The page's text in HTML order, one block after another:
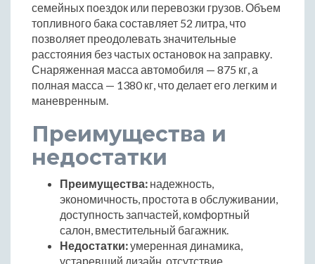
семейных поездок или перевозки грузов. Объем
топливного бака составляет 52 литра, что
позволяет преодолевать значительные
расстояния без частых остановок на заправку.
Снаряженная масса автомобиля — 875 кг, а
полная масса — 1380 кг, что делает его легким и
маневренным.
Преимущества и
недостатки
Преимущества: надежность,
экономичность, простота в обслуживании,
доступность запчастей, комфортный
салон, вместительный багажник.
Недостатки:умеренная динамика,
устаревший дизайн, отсутствие